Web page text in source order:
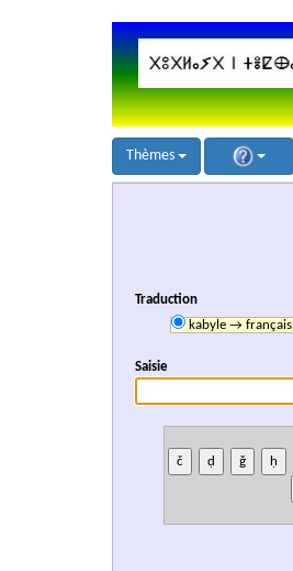
Thèmes
Traduction
kabyle → français
Saisie